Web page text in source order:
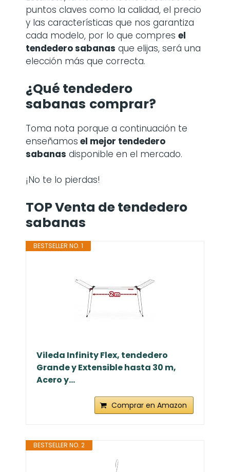
puntos claves como la calidad, el precio
y las características que nos garantiza
cada modelo, por lo que compres el
tendedero sabanas que elijas, será una
elección más que correcta.
¿Qué tendedero
sabanas comprar?
Toma nota porque a continuación te
enseñamos el mejor tendedero
sabanas disponible en el mercado.
¡No te lo pierdas!
TOP Venta de tendedero
sabanas
BESTSELLER NO. 1
Vileda Infinity Flex, tendedero
Grande y Extensible hasta 30 m,
Acero y...
Comprar en Amazon
BESTSELLER NO. 2